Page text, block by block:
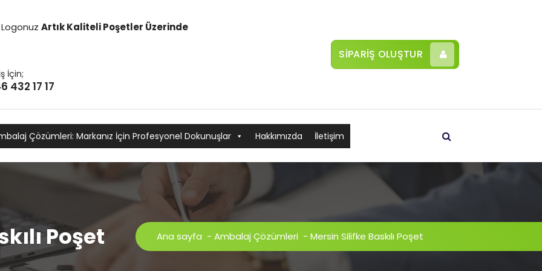
LogonuzArtık Kaliteli Poşetler Üzerinde
İçin;
432 17 17
SİPARİŞ OLUŞTUR
Çözümleri: Markanız İçin Profesyonel Dokunuşlar Hakkımızda İletişim
Poşet Ana sayfa - Ambalaj Çözümleri - Mersin Silifke Baskılı Poşet